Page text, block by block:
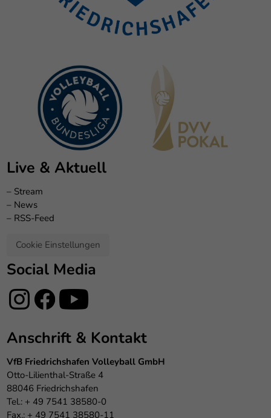
Live & Aktuell
– Stream
– News
– RSS-Feed
Cookie Einstellungen
Social Media
Anschrift & Kontakt
VfB Friedrichshafen Volleyball GmbH
Otto-Lilienthal-Straße 4
88046 Friedrichshafen
Tel.: + 49 7541 38580-0
Fax.: + 49 7541 38580-11